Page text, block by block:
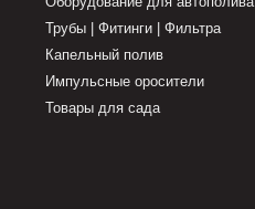
Трубы | Фитинги | Фильтра
Капельный полив
Импульсные оросители
Товары для сада